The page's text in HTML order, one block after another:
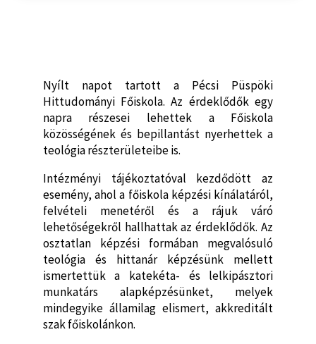
Nyílt napot tartott a Pécsi Püspöki
Hittudományi Főiskola. Az érdeklődők egy
napra részesei lehettek a Főiskola
közösségének és bepillantást nyerhettek a
teológia részterületeibe is.
Intézményi tájékoztatóval kezdődött az
esemény, ahol a főiskola képzési kínálatáról,
felvételi menetéről és a rájuk váró
lehetőségekről hallhattak az érdeklődők. Az
osztatlan képzési formában megvalósuló
teológia és hittanár képzésünk mellett
ismertettük a katekéta- és lelkipásztori
munkatárs alapképzésünket, melyek
mindegyike államilag elismert, akkreditált
szak főiskolánkon.